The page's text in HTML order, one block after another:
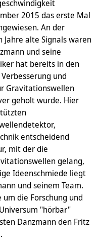
2015 das erste Mal
An der
alte Signals waren
und seine
hat bereits in den
und
Gravitationswellen
geholt wurde. Hier
entscheidend
mit der die
gelang,
Ideenschmiede liegt
und seinem Team.
die Forschung und
"hörbar"
Danzmann den Fritz